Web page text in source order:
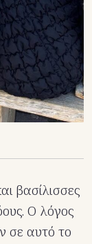
βασίλισσες
Ο λόγος
σε αυτό το